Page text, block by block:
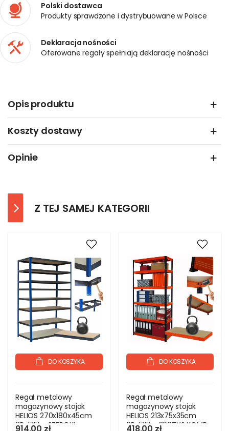
Polski dostawca
Produkty sprawdzone i dystrybuowane w Polsce
Deklaracja nośności
Oferowane regały spełniają deklarację nośności
Opis produktu
Koszty dostawy
Opinie
Z TEJ SAMEJ KATEGORII
DO KOSZYKA
Regał metalowy
magazynowy stojak
HELIOS 270x180x45cm
8Px175kg SZEROKI
DO KOSZYKA
Regał metalowy
magazynowy stojak
HELIOS 213x75x35cm
6Px175kg 300TYS KOMB